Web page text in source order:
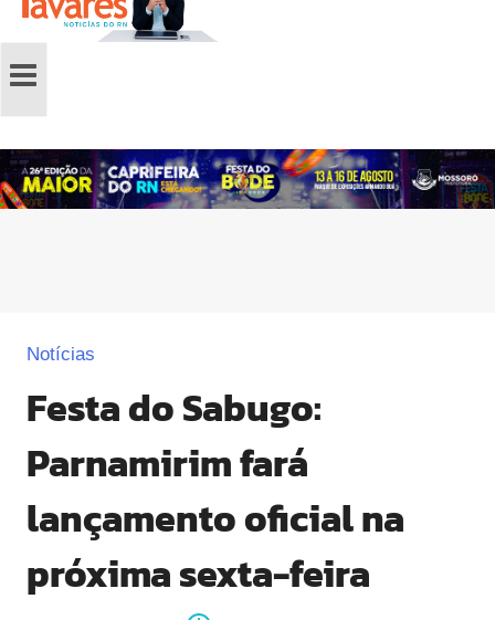
Notícias
Festa do Sabugo:
Parnamirim fará
lançamento oficial na
próxima sexta-feira